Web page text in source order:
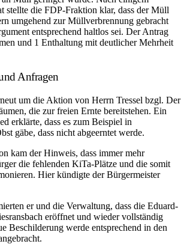
stellte die FDP-Fraktion klar, dass der Müll
umgehend zur Müllverbrennung gebracht
entsprechend haltlos sei. Der Antrag
und 1 Enthaltung mit deutlicher Mehrheit
Anfragen
um die Aktion von Herrn Tressel bzgl. Der
die zur freien Ernte bereitstehen. Ein
erklärte, dass es zum Beispiel in
gäbe, dass nicht abgeerntet werde.
kam der Hinweis, dass immer mehr
die fehlenden KiTa-Plätze und die somit
Hier kündigte der Bürgermeister
er und die Verwaltung, dass die Eduard-
eröffnet und wieder vollständig
Beschilderung werde entsprechend in den